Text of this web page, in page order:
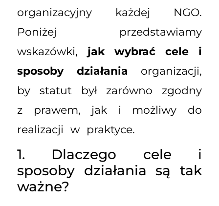
organizacyjny każdej NGO.
Poniżej przedstawiamy
wskazówki, jak wybrać cele i
sposoby działania organizacji,
by statut był zarówno zgodny
z prawem, jak i możliwy do
realizacji w praktyce.
1. Dlaczego cele i
sposoby działania są tak
ważne?